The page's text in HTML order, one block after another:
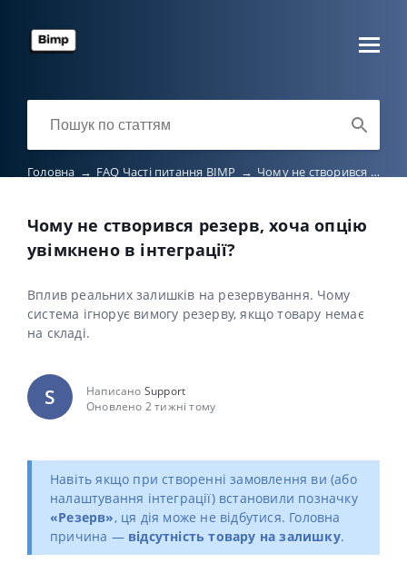
Головна → FAQ Часті питання BIMP → Чому не створився резерв, хоча опцію увімкнено в інтеграції?
Чому не створився резерв, хоча опцію
увімкнено в інтеграції?
Вплив реальних залишків на резервування. Чому
система ігнорує вимогу резерву, якщо товару немає
на складі.
S Написано Support
Оновлено 2 тижні тому
Навіть якщо при створенні замовлення ви (або
налаштування інтеграції) встановили позначку
«Резерв», ця дія може не відбутися. Головна
причина — відсутність товару на залишку.